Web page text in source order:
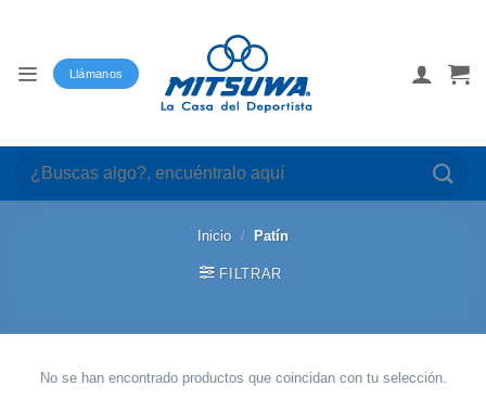
Llámanos
Buscar
por:
Inicio / Patín
FILTRAR
No se han encontrado productos que coincidan con tu selección.